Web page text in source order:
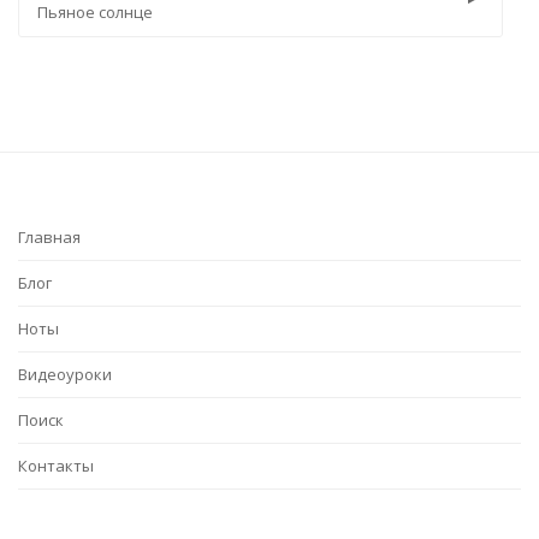
солнце
Главная
Блог
Ноты
Видеоуроки
Поиск
Контакты